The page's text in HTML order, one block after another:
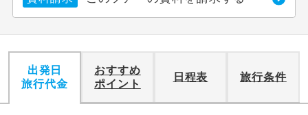
出発日
旅行代金
おすすめ
ポイント
日程表 旅行条件